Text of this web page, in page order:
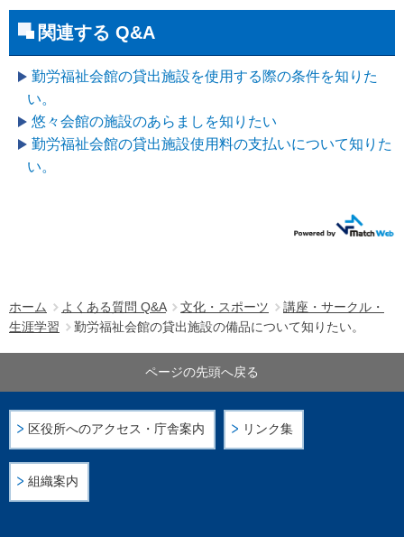
ホーム よくある質問 Q&A 文化・スポーツ
講座・サークル・
生涯学習
勤労福祉会館の貸出施設の備品について知りたい。
関連する Q&A
勤労福祉会館の貸出施設を使用する際の条件を知りた
い。
悠々会館の施設のあらましを知りたい
勤労福祉会館の貸出施設使用料の支払いについて知りた
い。
区役所へのアクセス・庁舎案内 リンク集
組織案内
ページの先頭へ戻る